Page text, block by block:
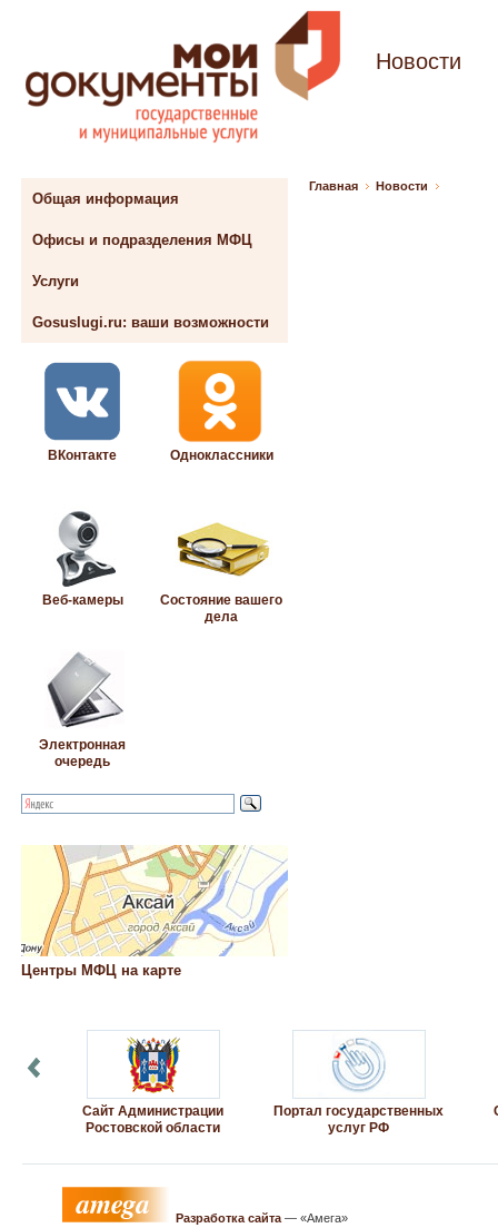
Новости
Общая информация
Офисы и подразделения МФЦ
Услуги
Gosuslugi.ru: ваши возможности
ВКонтакте Одноклассники
Веб-камеры
Состояние вашего
дела
Электронная
очередь
Центры МФЦ на карте
Главная Новости
Сайт Администрации
Ростовской области
Портал государственных
услуг РФ
Разработка сайта— «Амега»